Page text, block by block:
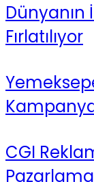
Dünyanın
Fırlatılıyor
CGI